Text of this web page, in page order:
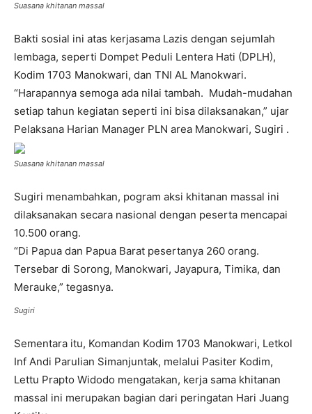
Suasana khitanan massal
Bakti sosial ini atas kerjasama Lazis dengan sejumlah
lembaga, seperti Dompet Peduli Lentera Hati (DPLH),
Kodim 1703 Manokwari, dan TNI AL Manokwari.
“Harapannya semoga ada nilai tambah. Mudah-mudahan
setiap tahun kegiatan seperti ini bisa dilaksanakan,” ujar
Pelaksana Harian Manager PLN area Manokwari, Sugiri .
Suasana khitanan massal
Sugiri menambahkan, pogram aksi khitanan massal ini
dilaksanakan secara nasional dengan peserta mencapai
10.500 orang.
“Di Papua dan Papua Barat pesertanya 260 orang.
Tersebar di Sorong, Manokwari, Jayapura, Timika, dan
Merauke,” tegasnya.
Sugiri
Sementara itu, Komandan Kodim 1703 Manokwari, Letkol
Inf Andi Parulian Simanjuntak, melalui Pasiter Kodim,
Lettu Prapto Widodo mengatakan, kerja sama khitanan
massal ini merupakan bagian dari peringatan Hari Juang